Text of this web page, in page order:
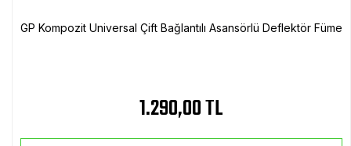
GP Kompozit Universal Çift Bağlantılı Asansörlü Deflektör Füme
1.290,00 TL